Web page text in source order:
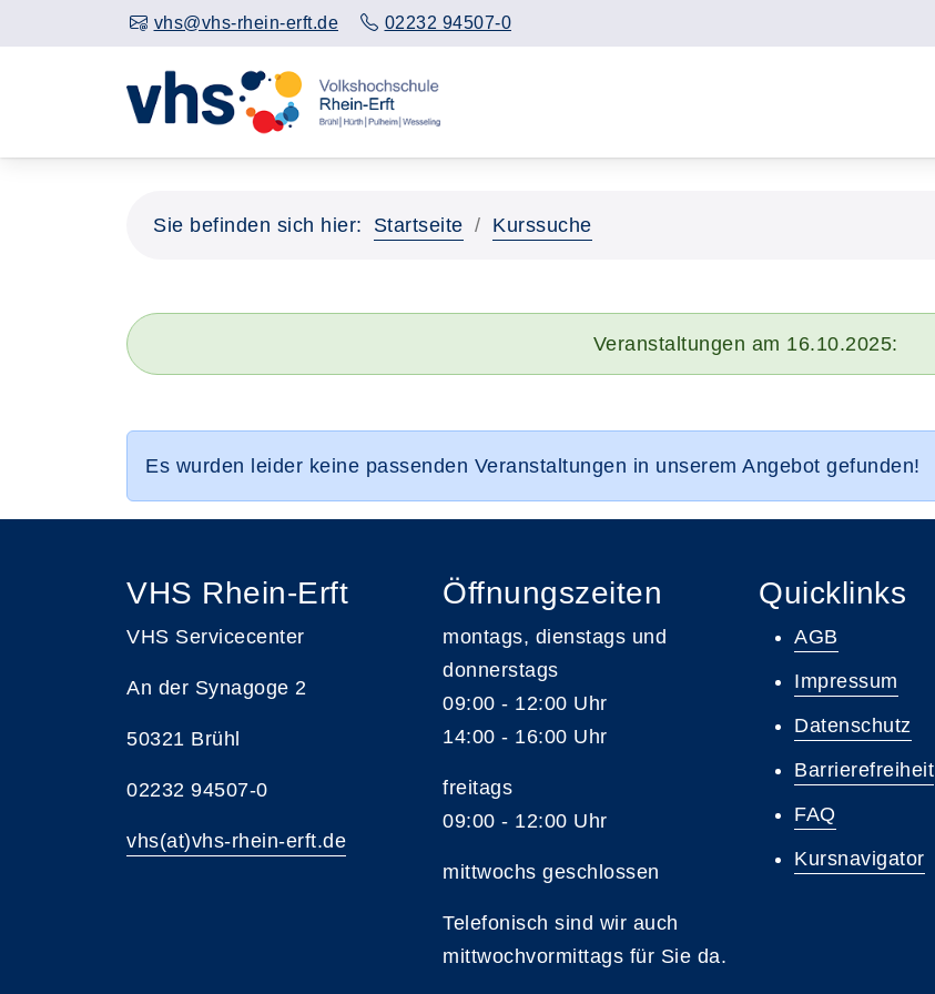
vhs@vhs-rhein-erft.de 02232 94507-0
Sie befinden sich hier: Startseite Kurssuche
Veranstaltungen am 16.10.2025:
Es wurden leider keine passenden Veranstaltungen in unserem Angebot gefunden!
VHS Rhein-Erft
VHS Servicecenter
An der Synagoge 2
50321 Brühl
02232 94507-0
vhs(at)vhs-rhein-erft.de
Öffnungszeiten
montags, dienstags und
donnerstags
09:00 - 12:00 Uhr
14:00 - 16:00 Uhr
freitags
09:00 - 12:00 Uhr
mittwochs geschlossen
Telefonisch sind wir auch
mittwochvormittags für Sie da.
Quicklinks
AGB
Impressum
Datenschutz
Barrierefreiheit
FAQ
Kursnavigator